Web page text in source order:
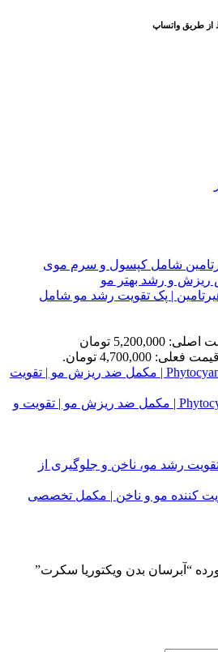
از طریق واتساپ
| پک تقویت رشد مو شامل
قیمت اصلی: 5,200,000 تومان
قیمت فعلی: 4,700,000 تومان.
قرص فیتوسیان Phytocyane | مکمل ضد ریزش مو | تقویت و
کننده مو و ناخن | مکمل تخصصی
“آبرسان بدن ویکتوریا سکرت”